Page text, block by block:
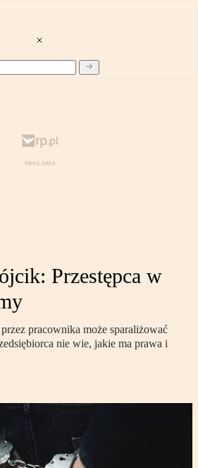
Przestępca w
pracownika może sparaliżować
nie wie, jakie ma prawa i